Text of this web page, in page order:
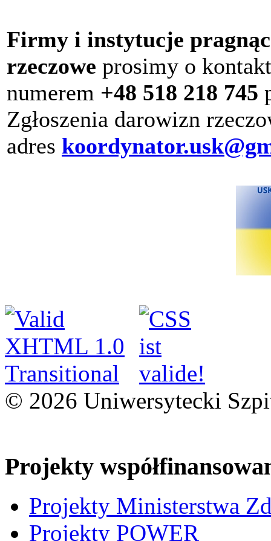
Firmy i instytucje
rzeczowe prosimy o
numerem +48 518 218 745
Zgłoszenia darowizn
adres
© 2026 Uniwersytecki
Projekty
Projekty Ministerstwa
Projekty POWER